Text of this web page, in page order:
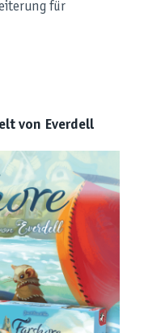
für
von Everdell